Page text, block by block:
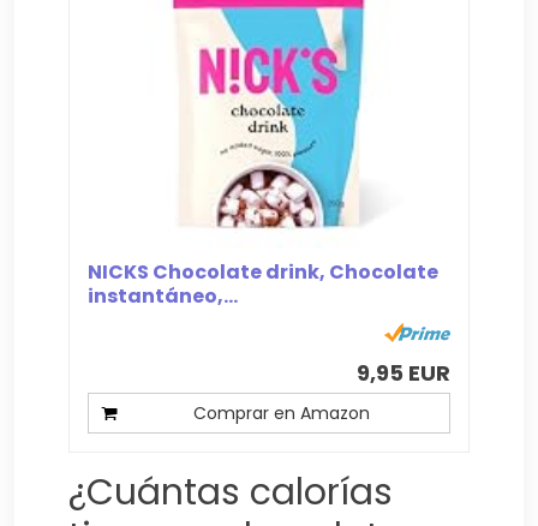
NICKS Chocolate drink, Chocolate
instantáneo,...
9,95 EUR
Comprar en Amazon
¿Cuántas calorías